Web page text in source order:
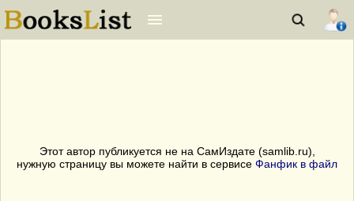
Этот автор публикуется не на СамИздате (samlib.ru),
нужную страницу вы можете найти в сервисе Фанфик в файл